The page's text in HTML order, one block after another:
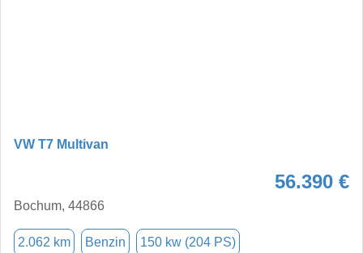
VW T7 Multivan
56.390 €
Bochum, 44866
2.062 km Benzin 150 kw (204 PS)